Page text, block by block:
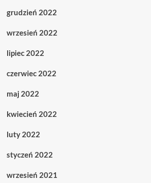
grudzień 2022
wrzesień 2022
lipiec 2022
czerwiec 2022
maj 2022
kwiecień 2022
luty 2022
styczeń 2022
wrzesień 2021